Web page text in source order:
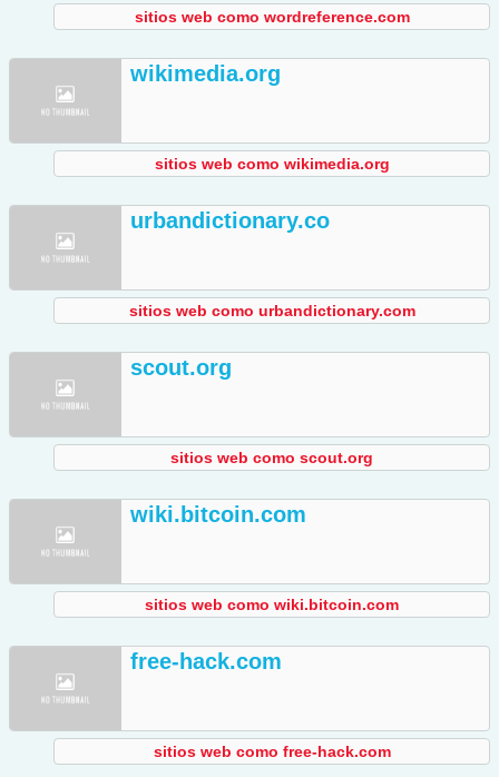
sitios web como wordreference.com
wikimedia.org
sitios web como wikimedia.org
urbandictionary.co
sitios web como urbandictionary.com
scout.org
sitios web como scout.org
wiki.bitcoin.com
sitios web como wiki.bitcoin.com
free-hack.com
sitios web como free-hack.com